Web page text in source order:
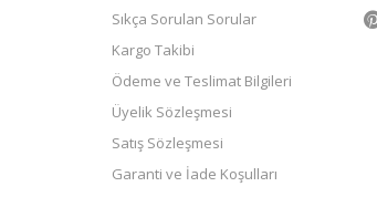
Sıkça Sorulan Sorular
Kargo Takibi
Ödeme ve Teslimat Bilgileri
Üyelik Sözleşmesi
Satış Sözleşmesi
Garanti ve İade Koşulları